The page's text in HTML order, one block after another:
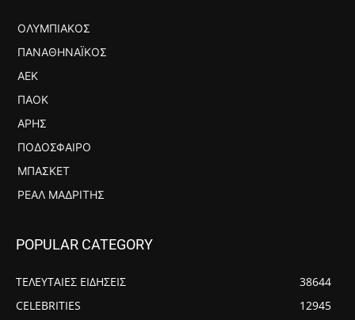
ΟΛΥΜΠΙΑΚΌΣ
ΠΑΝΑΘΗΝΑΪΚΌΣ
ΑΕΚ
ΠΑΟΚ
ΆΡΗΣ
ΠΟΔΌΣΦΑΙΡΟ
ΜΠΆΣΚΕΤ
ΡΕΆΛ ΜΑΔΡΊΤΗΣ
POPULAR CATEGORY
ΤΕΛΕΥΤΑΙΕΣ ΕΙΔΗΣΕΙΣ
38644
CELEBRITIES
12945